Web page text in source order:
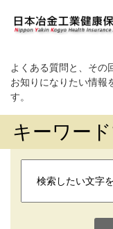
よくある質問と、その
お知りになりたい情報
す。
キーワー